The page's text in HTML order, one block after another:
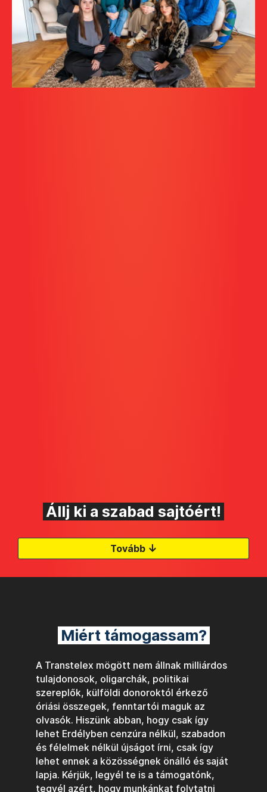
Állj ki a szabad sajtóért!
Tovább ↓
Miért támogassam?
A Transtelex mögött nem állnak milliárdos
tulajdonosok, oligarchák, politikai
szereplők, külföldi donoroktól érkező
óriási összegek, fenntartói maguk az
olvasók. Hiszünk abban, hogy csak így
lehet Erdélyben cenzúra nélkül, szabadon
és félelmek nélkül újságot írni, csak így
lehet ennek a közösségnek önálló és saját
lapja. Kérjük, legyél te is a támogatónk,
tegyél azért, hogy munkánkat folytatni